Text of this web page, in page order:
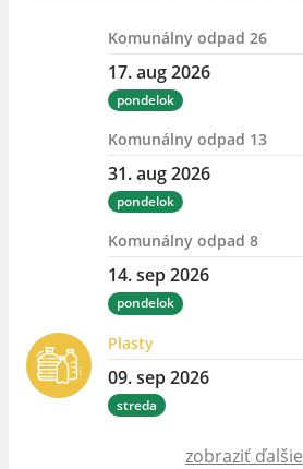
Komunálny odpad 26
17. aug 2026
pondelok
Komunálny odpad 13
31. aug 2026
pondelok
Komunálny odpad 8
14. sep 2026
pondelok
Plasty
09. sep 2026
streda
zobraziť ďalšie